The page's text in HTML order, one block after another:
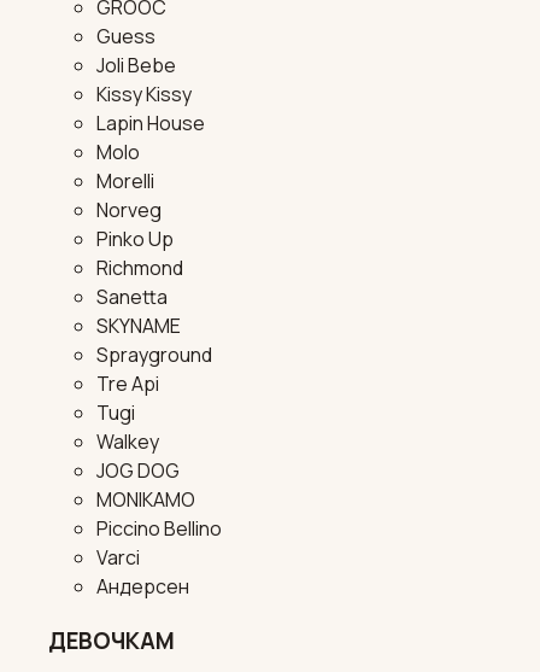
GROOC
Guess
Joli Bebe
Kissy Kissy
Lapin House
Molo
Morelli
Norveg
Pinko Up
Richmond
Sanetta
SKYNAME
Sprayground
Tre Api
Tugi
Walkey
JOG DOG
MONIKAMO
Piccino Bellino
Varci
Андерсен
ДЕВОЧКАМ